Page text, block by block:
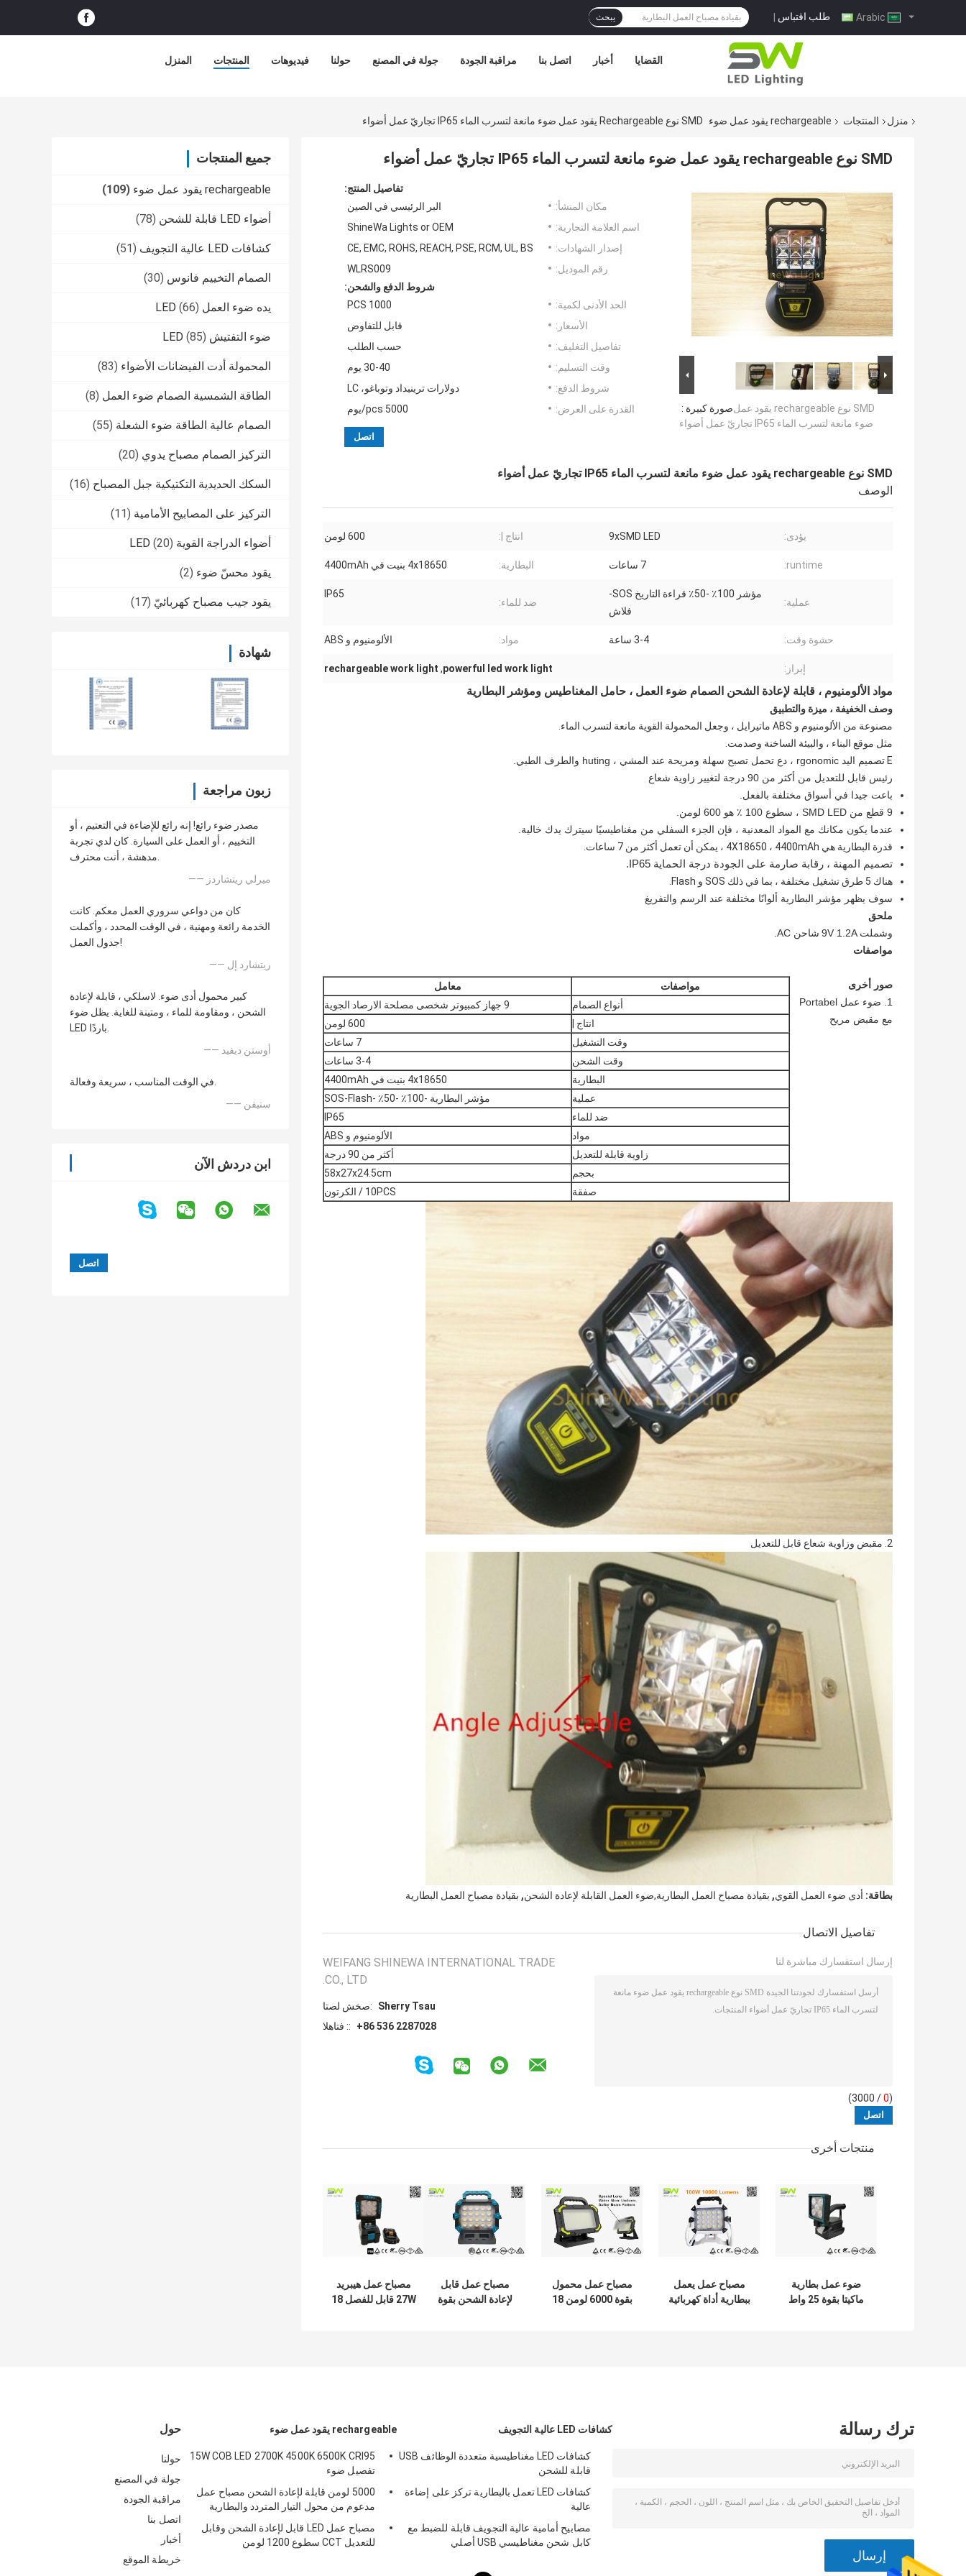
طلب اقتباس | يبحث
المنزل المنتجات فيديوهات حولنا جولة في المصنع مراقبة الجودة اتصل بنا أخبار القضايا
منزل المنتجات rechargeable يقود عمل ضوء SMD نوع Rechargeable يقود عمل ضوء مانعة لتسرب الماء IP65 تجاريّ عمل أضواء
جميع المنتجات
rechargeable يقود عمل ضوء (109)
أضواء LED قابلة للشحن (78)
كشافات LED عالية التجويف (51)
الصمام التخييم فانوس (30)
يده ضوء العمل LED (66)
ضوء التفتيش LED (85)
المحمولة أدت الفيضانات الأضواء (83)
الطاقة الشمسية الصمام ضوء العمل (8)
الصمام عالية الطاقة ضوء الشعلة (55)
التركيز الصمام مصباح يدوي (20)
السكك الحديدية التكتيكية جبل المصباح (16)
التركيز على المصابيح الأمامية (11)
أضواء الدراجة القوية LED (20)
يقود محسّ ضوء (2)
يقود جيب مصباح كهربائيّ (17)
شهادة
زبون مراجعة
مصدر ضوء رائع! إنه رائع للإضاءة في التعتيم ، أو
التخييم ، أو العمل على السيارة. كان لدي تجربة
مدهشة ، أنت محترف.
—— ميرلي ريتشاردز
كان من دواعي سروري العمل معكم. كانت
الخدمة رائعة ومهنية ، في الوقت المحدد ، وأكملت
جدول العمل!
—— ريتشارد إل
كبير محمول أدى ضوء. لاسلكي ، قابلة لإعادة
الشحن ، ومقاومة للماء ، ومتينة للغاية. يظل ضوء
LED باردًا.
—— أوستن ديفيد
في الوقت المناسب ، سريعة وفعالة.
—— ستيفن
ابن دردش الآن
SMD نوع rechargeable يقود عمل ضوء مانعة لتسرب الماء IP65 تجاريّ عمل أضواء
صورة كبيرة :SMD نوع rechargeable يقود عمل
ضوء مانعة لتسرب الماء IP65 تجاريّ عمل أضواء
تفاصيل المنتج:
مكان المنشأ:
البر الرئيسي في الصين
اسم العلامة التجارية:
ShineWa Lights or OEM
إصدار الشهادات:
CE, EMC, ROHS, REACH, PSE, RCM, UL, BS
رقم الموديل:
WLRS009
شروط الدفع والشحن:
الحد الأدنى لكمية:
1000 PCS
الأسعار:
قابل للتفاوض
تفاصيل التغليف:
حسب الطلب
وقت التسليم:
30-40 يوم
شروط الدفع:
دولارات ترينيداد وتوباغو، LC
القدرة على العرض:
5000 pcs/يوم
اتصل
SMD نوع rechargeable يقود عمل ضوء مانعة لتسرب الماء IP65 تجاريّ عمل أضواء
الوصف
يؤدى: 9xSMD LED انتاج |: 600 لومن
runtime: 7 ساعات البطارية: 4x18650 بنيت في 4400mAh
عملية:
مؤشر 100٪ -50٪ قراءة التاريخ SOS-
فلاش
ضد للماء:
IP65
حشوة وقت: 3-4 ساعة مواد: الألومنيوم و ABS
إبراز: powerful led work light
,
rechargeable work light
مواد الألومنيوم ، قابلة لإعادة الشحن الصمام ضوء العمل ، حامل المغناطيس ومؤشر البطارية
وصف الخفيفة ، ميزة والتطبيق
مصنوعة من الألومنيوم و ABS ماتيرايل ، وجعل المحمولة القوية مانعة لتسرب الماء.
مثل موقع البناء ، والبيئة الساخنة وصدمت.
E تصميم اليد rgonomic ، دع تحمل تصبح سهلة ومريحة عند المشي ، huting والطرف الطبي.
رئيس قابل للتعديل من أكثر من 90 درجة لتغيير زاوية شعاع
باعت جيدا في أسواق مختلفة بالفعل.
9 قطع من SMD LED ، سطوع 100 ٪ هو 600 لومن.
عندما يكون مكانك مع المواد المعدنية ، فإن الجزء السفلي من مغناطيسيًا سيترك يدك خالية.
قدرة البطارية هي 4X18650 ، 4400mAh ، يمكن أن تعمل أكثر من 7 ساعات.
تصميم المهنة ، رقابة صارمة على الجودة درجة الحماية IP65.
هناك 5 طرق تشغيل مختلفة ، بما في ذلك SOS و Flash.
سوف يظهر مؤشر البطارية ألوانًا مختلفة عند الرسم والتفريغ
ملحق
وشملت 9V 1.2A شاحن AC.
مواصفات
مواصفات
معامل
أنواع الصمام
9 جهاز كمبيوتر شخصى مصلحة الارصاد الجوية
انتاج |
600 لومن
وقت التشغيل
7 ساعات
وقت الشحن
3-4 ساعات
البطارية
4x18650 بنيت في 4400mAh
عملية
مؤشر البطارية -100٪ -50٪ -SOS-Flash
ضد للماء
IP65
مواد
الألومنيوم و ABS
زاوية قابلة للتعديل
أكثر من 90 درجة
بحجم
58x27x24.5cm
صفقة
10PCS / الكرتون
صور أخرى
1. ضوء عمل Portabel
مع مقبض مريح
2. مقبض وزاوية شعاع قابل للتعديل
بطاقة: أدى ضوء العمل القوي, بقيادة مصباح العمل البطارية,ضوء العمل القابلة لإعادة الشحن, بقيادة مصباح العمل البطارية
تفاصيل الاتصال
WEIFANG SHINEWA INTERNATIONAL TRADE
CO., LTD.
اتصل شخص:
Sherry Tsau
الهاتف ::
+86 536 2287028
إرسال استفسارك مباشرة لنا
(
0
/ 3000)
منتجات أخرى
ضوء عمل بطارية
ماكيتا بقوة 25 واط
مصباح عمل يعمل
ببطارية أداة كهربائية
مصباح عمل محمول
بقوة 6000 لومن 18
مصباح عمل قابل
لإعادة الشحن بقوة
مصباح عمل هيبريد
27W قابل للفصل 18
حول
حولنا
جولة في المصنع
مراقبة الجودة
اتصل بنا
أخبار
خريطة الموقع
rechargeable يقود عمل ضوء
15W COB LED 2700K 4500K 6500K CRI95
تفصيل ضوء
5000 لومن قابلة لإعادة الشحن مصباح عمل
مدعوم من محول التيار المتردد والبطارية
مصباح عمل LED قابل لإعادة الشحن وقابل
للتعديل CCT سطوع 1200 لومن
كشافات LED عالية التجويف
كشافات LED مغناطيسية متعددة الوظائف USB
قابلة للشحن
كشافات LED تعمل بالبطارية تركز على إضاءة
عالية
مصابيح أمامية عالية التجويف قابلة للضبط مع
كابل شحن مغناطيسي USB أصلي
ترك رسالة